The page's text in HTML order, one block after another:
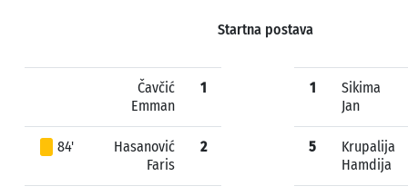
Startna postava
Čavčić
Emman
1
84'
Hasanović
Faris
2
1
Sikima
Jan
5
Krupalija
Hamdija